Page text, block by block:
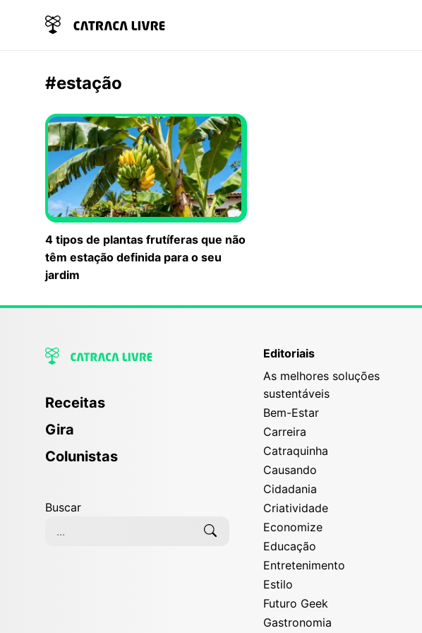
#estação
4 tipos de plantas frutíferas que não
têm estação definida para o seu
jardim
Receitas
Gira
Colunistas
Buscar
Editoriais
As melhores soluções
sustentáveis
Bem-Estar
Carreira
Catraquinha
Causando
Cidadania
Criatividade
Economize
Educação
Entretenimento
Estilo
Futuro Geek
Gastronomia